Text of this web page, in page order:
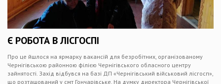
Є РОБОТА В ЛІСГОСПІ
Про це йшлося на ярмарку вакансій для безробітних, організованому
Чернігівською районною філією Чернігівського обласного центру
зайнятості. Захід відбувся на базі ДП «Чернігівський військовий лісгосп»,
що розташований у смт Гончарівське. На думку директора Чернігівської